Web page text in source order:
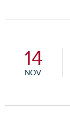
14
NOV.